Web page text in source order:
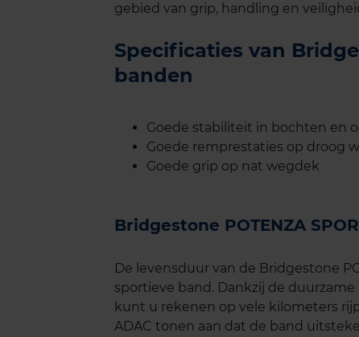
gebied van grip, handling en
Specificaties van
banden
Goede stabiliteit in bochten en
Goede remprestaties op droog
Goede grip op nat wegdek
Bridgestone POTENZA
De levensduur van de Bridgestone
sportieve band. Dankzij de
kunt u rekenen op vele kilometers
ADAC tonen aan dat de band